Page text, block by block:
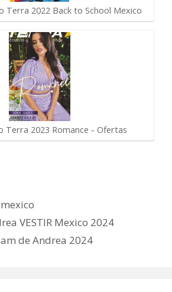
Terra 2022 Back to School Mexico
Terra 2023 Romance - Ofertas
VESTIR Mexico 2024
de Andrea 2024